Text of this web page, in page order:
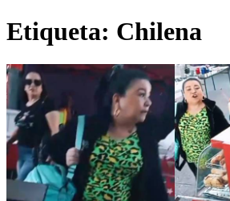
Etiqueta: Chilena